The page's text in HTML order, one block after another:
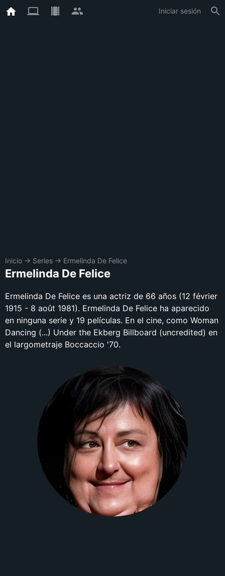
Iniciar sesión
Inicio → Series → Ermelinda De Felice
Ermelinda De Felice
Ermelinda De Felice es una actriz de 66 años (12 février
1915 - 8 août 1981). Ermelinda De Felice ha aparecido
en ninguna serie y 19 películas. En el cine, como Woman
Dancing (...) Under the Ekberg Billboard (uncredited) en
el largometraje Boccaccio '70.